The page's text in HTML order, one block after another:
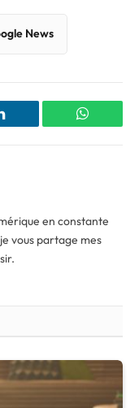
News
en constante
vous partage mes